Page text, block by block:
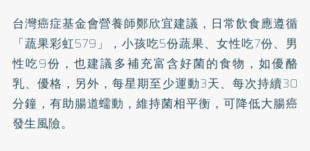
台灣癌症基金會營養師鄭欣宜建議，日常飲食應遵循
「蔬果彩虹579」，小孩吃5份蔬果、女性吃7份、男
性吃9份，也建議多補充富含好菌的食物，如優酪
乳、優格，另外，每星期至少運動3天、每次持續30
分鐘，有助腸道蠕動，維持菌相平衡，可降低大腸癌
發生風險。